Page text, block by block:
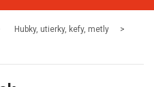
Hubky, utierky, kefy, metly